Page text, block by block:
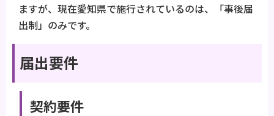
ますが、現在愛知県で施行されているのは、「事後届
出制」のみです。
届出要件
契約要件